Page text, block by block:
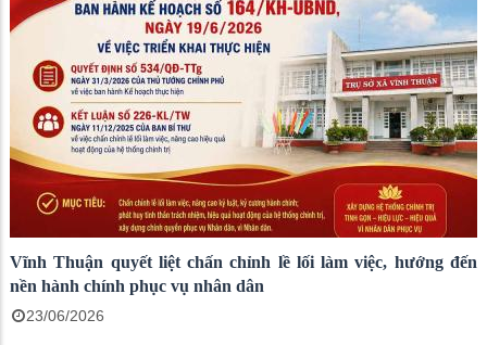
Vĩnh Thuận quyết liệt chấn chỉnh lề lối làm việc, hướng đến
nền hành chính phục vụ nhân dân
23/06/2026